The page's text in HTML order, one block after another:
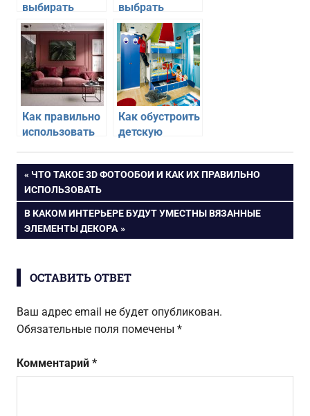
выбирать
мягкую мебель
в детскую
выбрать
диагональ
телевизора в
гостиную
Как правильно
использовать
акцентов в
интерьере
Как обустроить
детскую
Навигация
по
записям
ПРЕДЫДУЩАЯ
ЗАПИСЬ:
ЧТО ТАКОЕ 3D ФОТООБОИ И КАК ИХ ПРАВИЛЬНО
ИСПОЛЬЗОВАТЬ
СЛЕДУЮЩАЯ
ЗАПИСЬ:
В КАКОМ ИНТЕРЬЕРЕ БУДУТ УМЕСТНЫ ВЯЗАННЫЕ
ЭЛЕМЕНТЫ ДЕКОРА
ОСТАВИТЬ ОТВЕТ
Ваш адрес email не будет опубликован.
Обязательные поля помечены *
Комментарий *